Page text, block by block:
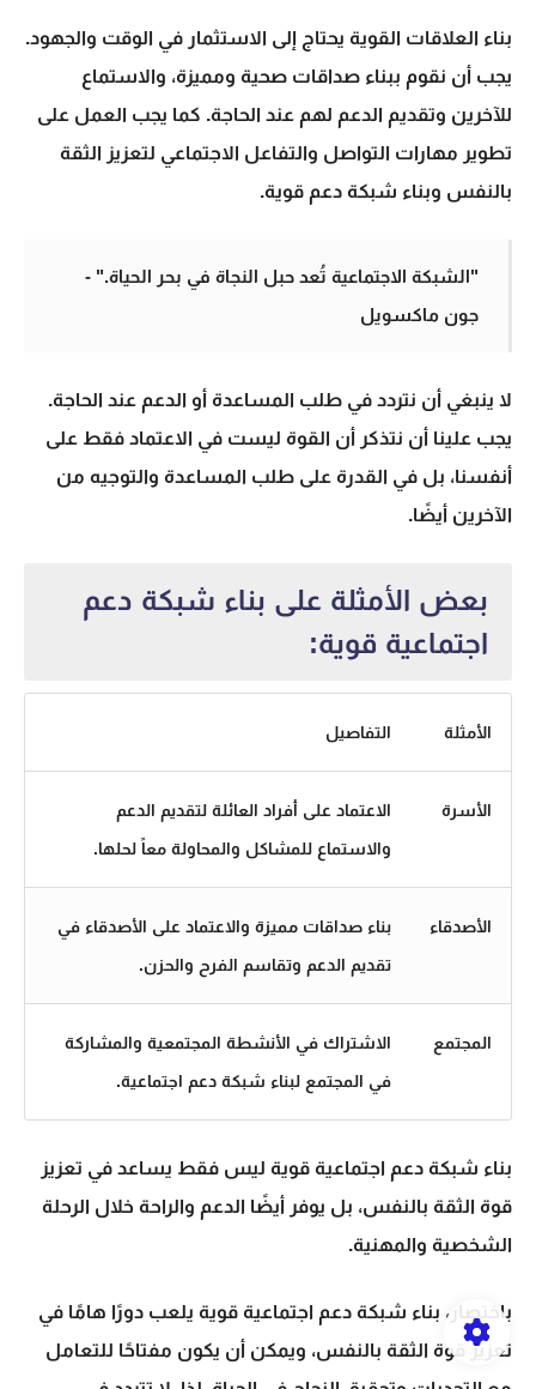
بناء العلاقات القوية يحتاج إلى الاستثمار في الوقت والجهود.
يجب أن نقوم ببناء صداقات صحية ومميزة، والاستماع
للآخرين وتقديم الدعم لهم عند الحاجة. كما يجب العمل على
تطوير مهارات التواصل والتفاعل الاجتماعي لتعزيز الثقة
بالنفس وبناء شبكة دعم قوية.
"الشبكة الاجتماعية تُعد حبل النجاة في بحر الحياة." -
جون ماكسويل
لا ينبغي أن نتردد في طلب المساعدة أو الدعم عند الحاجة.
يجب علينا أن نتذكر أن القوة ليست في الاعتماد فقط على
أنفسنا، بل في القدرة على طلب المساعدة والتوجيه من
الآخرين أيضًا.
بعض الأمثلة على بناء شبكة دعم
اجتماعية قوية:
الأمثلة التفاصيل
الأسرة
الاعتماد على أفراد العائلة لتقديم الدعم
والاستماع للمشاكل والمحاولة معاً لحلها.
الأصدقاء
بناء صداقات مميزة والاعتماد على الأصدقاء في
تقديم الدعم وتقاسم الفرح والحزن.
المجتمع
الاشتراك في الأنشطة المجتمعية والمشاركة
في المجتمع لبناء شبكة دعم اجتماعية.
بناء شبكة دعم اجتماعية قوية ليس فقط يساعد في تعزيز
قوة الثقة بالنفس، بل يوفر أيضًا الدعم والراحة خلال الرحلة
الشخصية والمهنية.
باختصار، بناء شبكة دعم اجتماعية قوية يلعب دورًا هامًا في
تعزيز قوة الثقة بالنفس، ويمكن أن يكون مفتاحًا للتعامل